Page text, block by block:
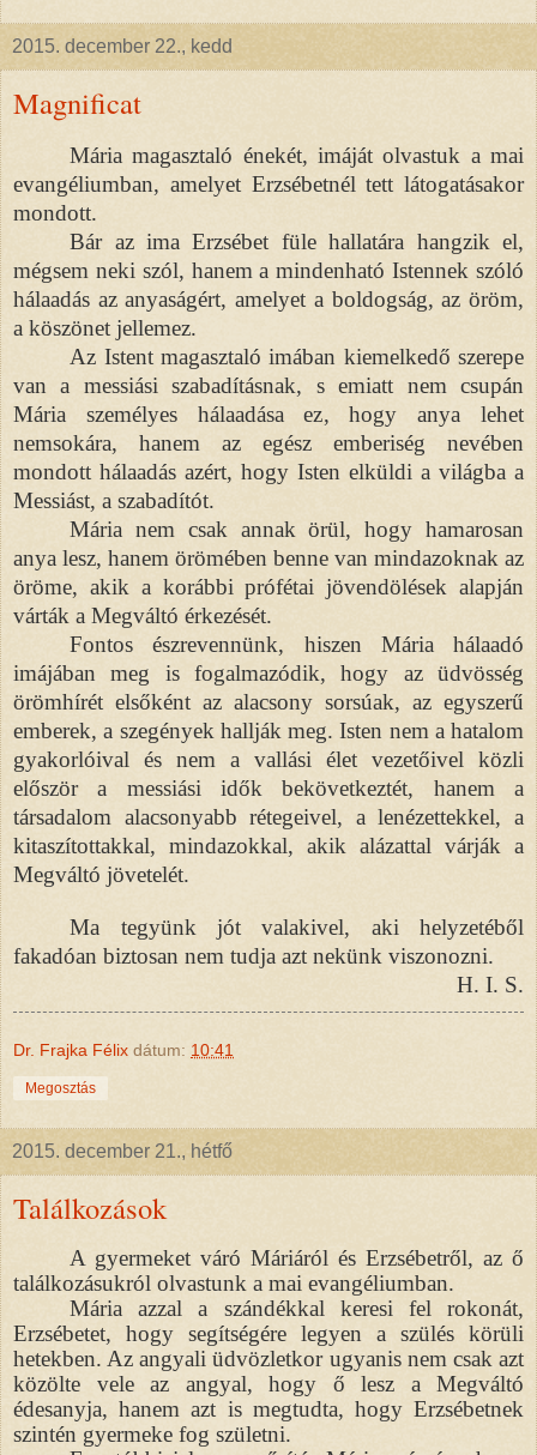
2015. december 22., kedd
Magnificat
Mária magasztaló énekét, imáját olvastuk a mai
evangéliumban, amelyet Erzsébetnél tett látogatásakor
mondott.
Bár az ima Erzsébet füle hallatára hangzik el,
mégsem neki szól, hanem a mindenható Istennek szóló
hálaadás az anyaságért, amelyet a boldogság, az öröm,
a köszönet jellemez.
Az Istent magasztaló imában kiemelkedő szerepe
van a messiási szabadításnak, s emiatt nem csupán
Mária személyes hálaadása ez, hogy anya lehet
nemsokára, hanem az egész emberiség nevében
mondott hálaadás azért, hogy Isten elküldi a világba a
Messiást, a szabadítót.
Mária nem csak annak örül, hogy hamarosan
anya lesz, hanem örömében benne van mindazoknak az
öröme, akik a korábbi prófétai jövendölések alapján
várták a Megváltó érkezését.
Fontos észrevennünk, hiszen Mária hálaadó
imájában meg is fogalmazódik, hogy az üdvösség
örömhírét elsőként az alacsony sorsúak, az egyszerű
emberek, a szegények hallják meg. Isten nem a hatalom
gyakorlóival és nem a vallási élet vezetőivel közli
először a messiási idők bekövetkeztét, hanem a
társadalom alacsonyabb rétegeivel, a lenézettekkel, a
kitaszítottakkal, mindazokkal, akik alázattal várják a
Megváltó jövetelét.
Ma tegyünk jót valakivel, aki helyzetéből
fakadóan biztosan nem tudja azt nekünk viszonozni.
H. I. S.
Dr. Frajka Félix dátum: 10:41
Megosztás
2015. december 21., hétfő
Találkozások
A gyermeket váró Máriáról és Erzsébetről, az ő
találkozásukról olvastunk a mai evangéliumban.
Mária azzal a szándékkal keresi fel rokonát,
Erzsébetet, hogy segítségére legyen a szülés körüli
hetekben. Az angyali üdvözletkor ugyanis nem csak azt
közölte vele az angyal, hogy ő lesz a Megváltó
édesanyja, hanem azt is megtudta, hogy Erzsébetnek
szintén gyermeke fog születni.